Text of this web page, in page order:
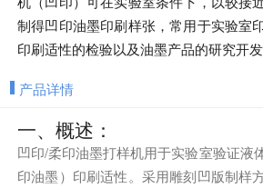
制得凹印油墨印刷样张，常用于实验室
印刷适性的检验以及油墨产品的研究开发
产品详情
一、概述：
凹印/柔印油墨打样机用于实验室验证液
印油墨）印刷适性。采用雕刻凹版制样